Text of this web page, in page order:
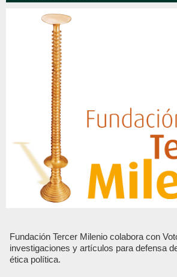
Fundación Tercer Milenio colabora con
investigaciones y artículos para defensa
ética política.